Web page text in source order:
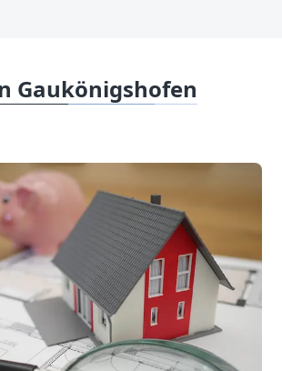
Gaukönigshofen